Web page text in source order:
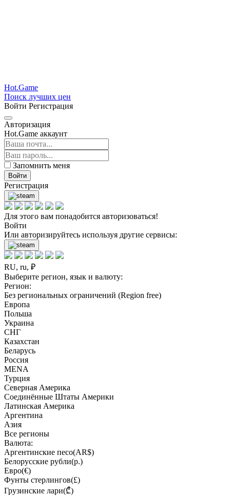
Hot.Game
Поиск лучших цен
Войти Регистрация
Авторизация
Hot.Game аккаунт
Запомнить меня
Войти
Регистрация
Для этого вам понадобится авторизоваться!
Войти
Или авторизируйтесь используя другие сервисы:
RU, ru, ₽
Выберите регион, язык и валюту:
Регион:
Без региональных ограничений (Region free)
Европа
Польша
Украина
СНГ
Казахстан
Беларусь
Россия
MENA
Турция
Северная Америка
Соединённые Штаты Америки
Латинская Америка
Аргентина
Азия
Все регионы
Валюта:
Аргентинские песо(AR$)
Белорусские рубли(р.)
Евро(€)
Фунты стерлингов(£)
Грузинские лари(₾)